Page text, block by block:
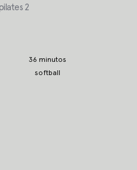
2
36 minutos
softball